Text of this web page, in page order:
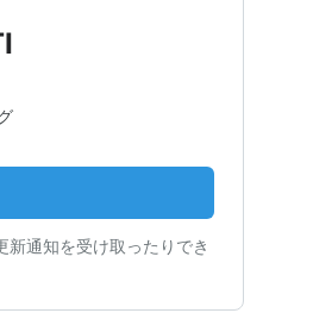
通知を受け取ったりでき